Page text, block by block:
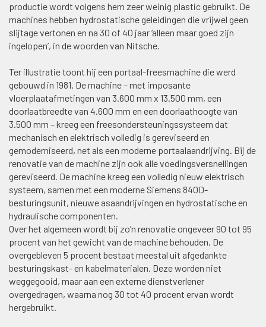
productie wordt volgens hem zeer weinig plastic gebruikt. De
machines hebben hydrostatische geleidingen die vrijwel geen
slijtage vertonen en na 30 of 40 jaar ‘alleen maar goed zijn
ingelopen’, in de woorden van Nitsche.
Ter illustratie toont hij een portaal-freesmachine die werd
gebouwd in 1981. De machine – met imposante
vloerplaatafmetingen van 3.600 mm x 13.500 mm, een
doorlaatbreedte van 4.600 mm en een doorlaathoogte van
3.500 mm – kreeg een freesondersteuningssysteem dat
mechanisch en elektrisch volledig is gereviseerd en
gemoderniseerd, net als een moderne portaalaandrijving. Bij de
renovatie van de machine zijn ook alle voedingsversnellingen
gereviseerd. De machine kreeg een volledig nieuw elektrisch
systeem, samen met een moderne Siemens 840D-
besturingsunit, nieuwe asaandrijvingen en hydrostatische en
hydraulische componenten.
Over het algemeen wordt bij zo’n renovatie ongeveer 90 tot 95
procent van het gewicht van de machine behouden. De
overgebleven 5 procent bestaat meestal uit afgedankte
besturingskast- en kabelmaterialen. Deze worden niet
weggegooid, maar aan een externe dienstverlener
overgedragen, waarna nog 30 tot 40 procent ervan wordt
hergebruikt.